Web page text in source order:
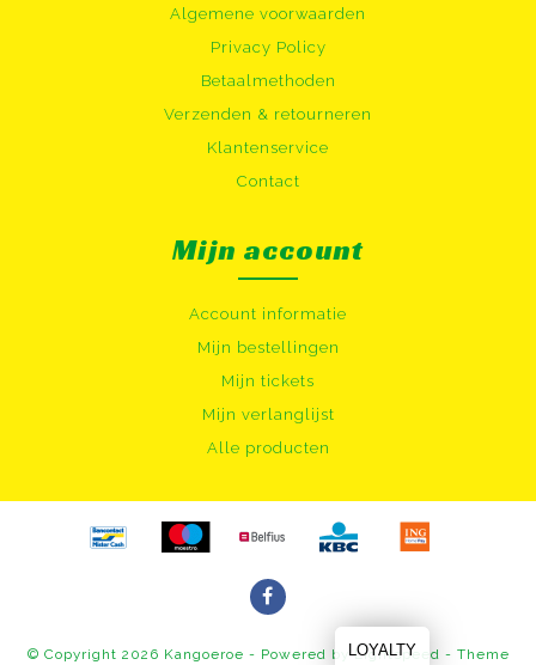
Algemene voorwaarden
Privacy Policy
Betaalmethoden
Verzenden & retourneren
Klantenservice
Contact
Mijn account
Account informatie
Mijn bestellingen
Mijn tickets
Mijn verlanglijst
Alle producten
© Copyright 2026 Kangoeroe - Powered byLightspeed - Theme
LOYALTY